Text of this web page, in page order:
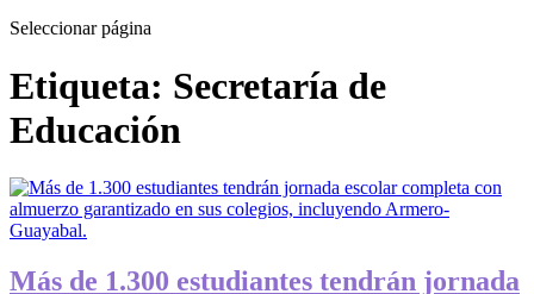
Seleccionar página
Etiqueta: Secretaría de
Educación
Más de 1.300 estudiantes tendrán jornada